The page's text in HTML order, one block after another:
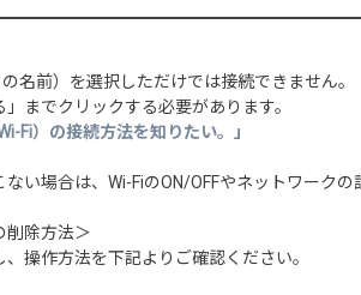
名前）を選択しただけでは接続できません。
」までクリックする必要があります。
Fi）の接続方法を知りたい。」
ない場合は、Wi-FiのON/OFFやネットワーク
除方法＞
操作方法を下記よりご確認ください。